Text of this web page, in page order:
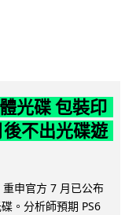
光碟 包裝印
不出光碟遊
申官方 7 月已公布
。分析師預期 PS6